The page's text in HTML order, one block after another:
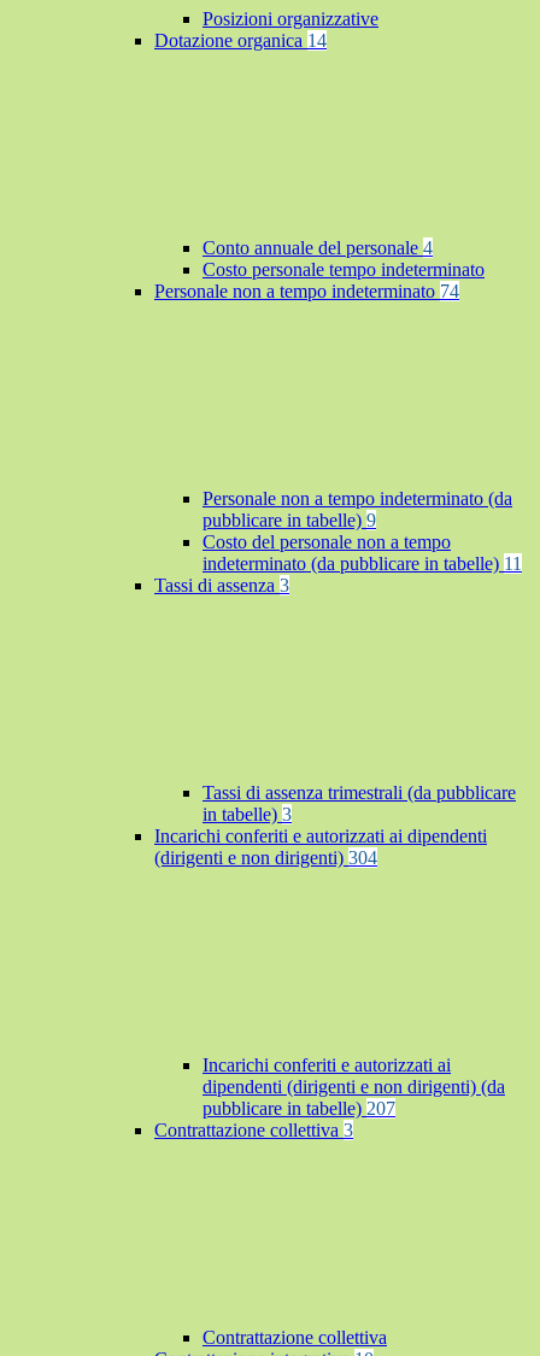
Posizioni organizzative
Dotazione organica 14
Conto annuale del personale 4
Costo personale tempo indeterminato
Personale non a tempo indeterminato 74
Personale non a tempo indeterminato (da
pubblicare in tabelle) 9
Costo del personale non a tempo
indeterminato (da pubblicare in tabelle) 11
Tassi di assenza 3
Tassi di assenza trimestrali (da pubblicare
in tabelle) 3
Incarichi conferiti e autorizzati ai dipendenti
(dirigenti e non dirigenti) 304
Incarichi conferiti e autorizzati ai
dipendenti (dirigenti e non dirigenti) (da
pubblicare in tabelle) 207
Contrattazione collettiva 3
Contrattazione collettiva